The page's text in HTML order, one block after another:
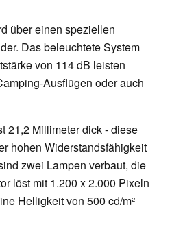
über einen speziellen
Das beleuchtete System
von 114 dB leisten
Ausflügen oder auch
21,2 Millimeter dick - diese
hohen Widerstandsfähigkeit
zwei Lampen verbaut, die
löst mit 1.200 x 2.000 Pixeln
Helligkeit von 500 cd/m²